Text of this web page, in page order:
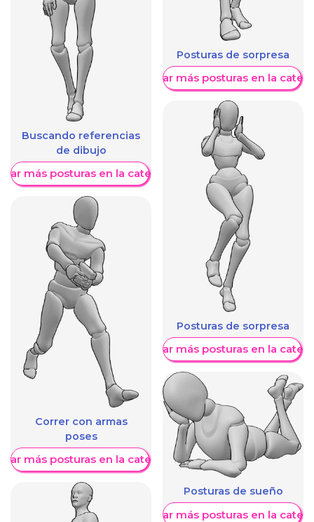
Buscando referencias
de dibujo
más posturas en la categoría
Correr con armas
poses
más posturas en la categoría
Posturas de sorpresa
Mostrar más posturas en la
Posturas de sorpresa
Mostrar más posturas en la
Posturas de sueño
Mostrar más posturas en la